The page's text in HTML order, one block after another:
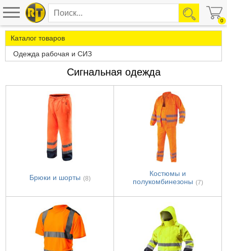
0
Каталог товаров
Одежда рабочая и СИЗ
Сигнальная одежда
Брюки и шорты (8)
Костюмы и
полукомбинезоны (7)